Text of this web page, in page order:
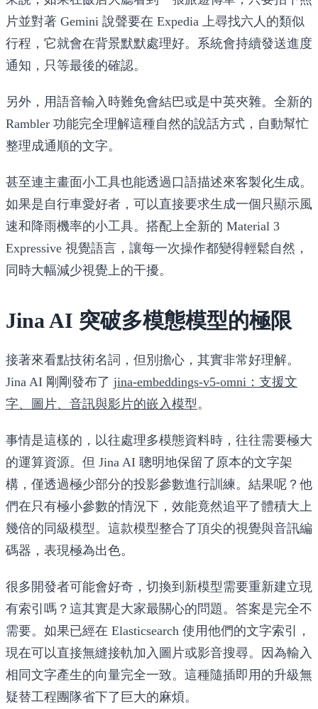
片並對著 Gemini 說聲要在 Expedia 上尋找六人的類似
行程，它就會在背景默默處理好。系統會持續發送進度
通知，只等最後的確認。
另外，用語音輸入時難免會結巴或是中英夾雜。全新的
Rambler 功能完全理解這種自然的說話方式，自動幫忙
整理成通順的文字。
甚至連主畫面小工具也能透過口語描述來客製化生成。
如果是自行車愛好者，可以直接要求生成一個只顯示風
速和降雨機率的小工具。搭配上全新的 Material 3
Expressive 視覺語言，讓每一次操作都變得輕鬆自然，
同時大幅減少視覺上的干擾。
Jina AI 突破多模態模型的極限
接著來看點技術名詞，但別擔心，其實非常好理解。
Jina AI 剛剛發布了 jina-embeddings-v5-omni：支援文
字、圖片、音訊與影片的嵌入模型 。
事情是這樣的，以往處理多模態資料時，往往需要極大
的運算資源。但 Jina AI 聰明地保留了原本的文字架
構，僅透過極少部分的投影參數進行訓練。結果呢？他
們在只有極小參數的情況下，效能竟然追平了體積大上
幾倍的同級模型。這款模型整合了頂尖的視覺與音訊編
碼器，表現極為出色。
很多開發者可能會好奇，切換到新模型需要重新建立現
有索引嗎？這其實是大家最關心的問題。答案是完全不
需要。如果已經在 Elasticsearch 使用他們的文字索引，
現在可以直接無縫接軌加入圖片或影音搜尋。因為輸入
相同文字產生的向量完全一致。這種隨插即用的升級無
疑替工程團隊省下了巨大的麻煩。